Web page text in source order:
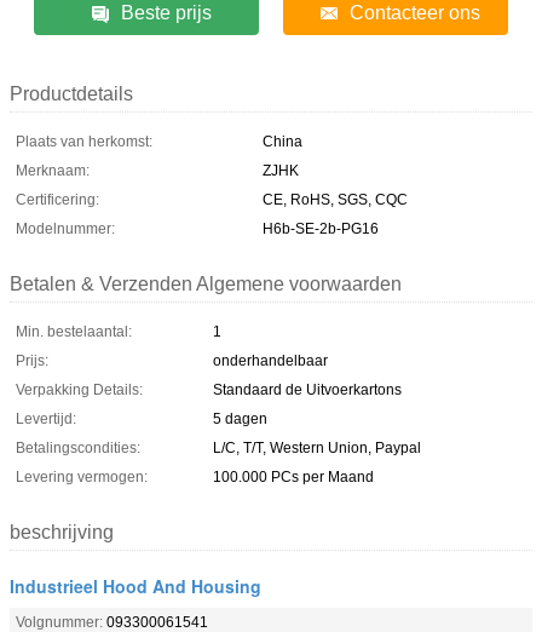
Beste prijs Contacteer ons
Productdetails
Plaats van herkomst:
China
Merknaam:
ZJHK
Certificering:
CE, RoHS, SGS, CQC
Modelnummer:
H6b-SE-2b-PG16
Betalen & Verzenden Algemene voorwaarden
Min. bestelaantal:
1
Prijs:
onderhandelbaar
Verpakking Details:
Standaard de Uitvoerkartons
Levertijd:
5 dagen
Betalingscondities:
L/C, T/T, Western Union, Paypal
Levering vermogen:
100.000 PCs per Maand
beschrijving
Industrieel Hood And Housing
Volgnummer: 093300061541